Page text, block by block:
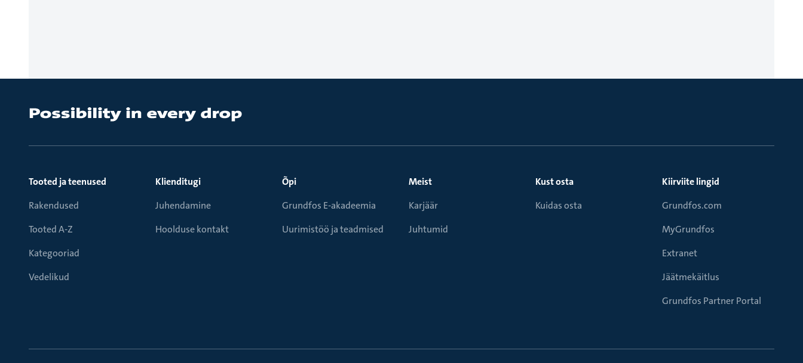
Tooted ja teenused
Rakendused
Tooted A-Z
Kategooriad
Vedelikud
Klienditugi
Juhendamine
Hoolduse kontakt
Õpi
Grundfos E-akadeemia
Uurimistöö ja teadmised
Meist
Karjäär
Juhtumid
Kust osta
Kuidas osta
Kiirviite lingid
Grundfos.com
MyGrundfos
Extranet
Jäätmekäitlus
Grundfos Partner Portal